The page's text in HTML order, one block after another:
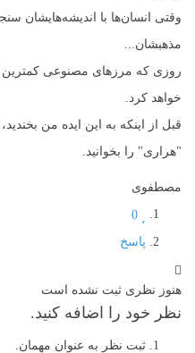
وقتی انسان‌ها با اندیشه‌هایشان
مذهبشان...
روزی که مرزهای مصنوعی کمترین
خواهد کرد.
قبل از اینکه به این ایده من
"هراری" را بخوانید.
مصطفوی
0
پاسخ
هنوز نظری ثبت نشده است
نظر خود را اضافه کنید.
ثبت نظر به عنوان مهمان.